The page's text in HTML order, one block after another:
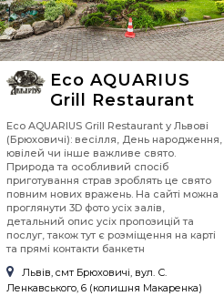
Eco AQUARIUS
Grill Restaurant
Eco AQUARIUS Grill Restaurant у Львові
(Брюховичі): весілля, День народження,
ювілей чи інше важливе свято.
Природа та особливий спосіб
приготування страв зроблять це свято
повним нових вражень. На сайті можна
проглянути 3D фото усіх залів,
детальний опис усіх пропозицій та
послуг, також тут є розміщення на карті
та прямі контакти банкетн
Львів, смт Брюховичі, вул. С.
Ленкавського, 6 (колишня Макаренка)